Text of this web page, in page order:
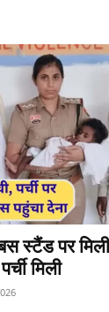
स्टैंड पर मिली
मिली